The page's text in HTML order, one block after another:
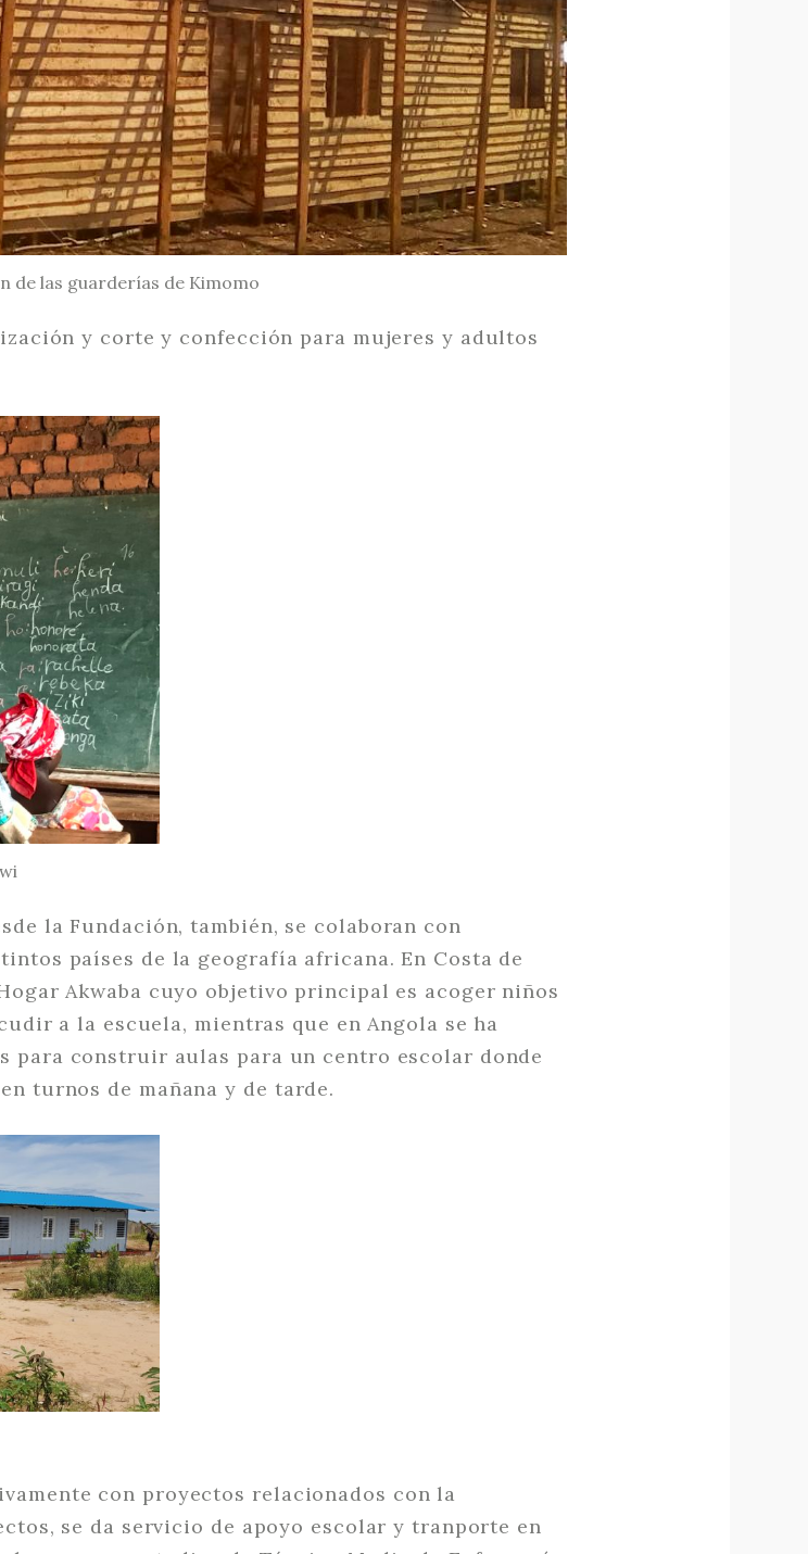
de las guarderías de Kimomo
y corte y confección para mujeres y adultos
la Fundación, también, se colaboran con
países de la geografía africana. En Costa de
Akwaba cuyo objetivo principal es acoger niños
a la escuela, mientras que en Angola se ha
para construir aulas para un centro escolar donde
turnos de mañana y de tarde.
con proyectos relacionados con la
se da servicio de apoyo escolar y tranporte en